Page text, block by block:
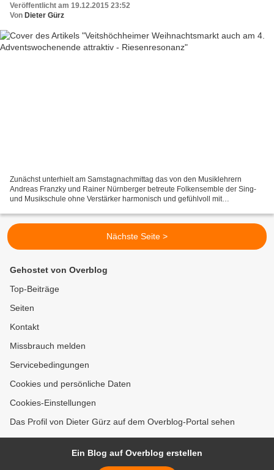
Veröffentlicht am 19.12.2015 23:52
Von Dieter Gürz
Zunächst unterhielt am Samstagnachmittag das von den Musiklehrern
Andreas Franzky und Rainer Nürnberger betreute Folkensemble der Sing-
und Musikschule ohne Verstärker harmonisch und gefühlvoll mit
Nächste Seite >
Gehostet von Overblog
Top-Beiträge
Seiten
Kontakt
Missbrauch melden
Servicebedingungen
Cookies und persönliche Daten
Cookies-Einstellungen
Das Profil von Dieter Gürz auf dem Overblog-Portal sehen
Ein Blog auf Overblog erstellen